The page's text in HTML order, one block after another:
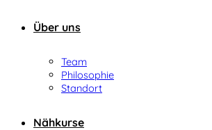
Über uns
Team
Philosophie
Standort
Nähkurse